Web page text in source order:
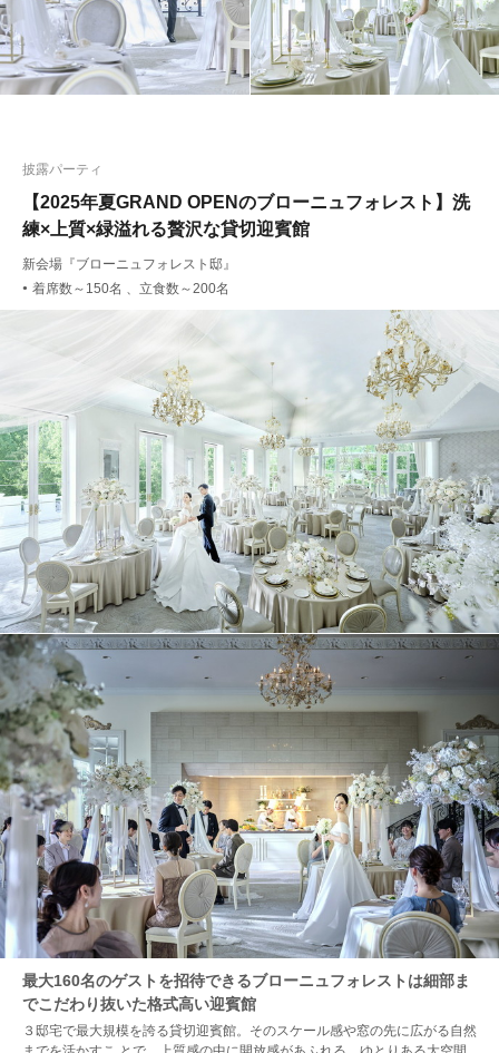
【2025年夏GRAND OPENのブローニュフォレスト】洗
練×上質×緑溢れる贅沢な貸切迎賓館
披露パーティ
新会場『ブローニュフォレスト邸』
● 着席数～150名 、立食数～200名
最大160名のゲストを招待できるブローニュフォレストは細部ま
でこだわり抜いた格式高い迎賓館
３邸宅で最大規模を誇る貸切迎賓館。そのスケール感や窓の先に広がる自然